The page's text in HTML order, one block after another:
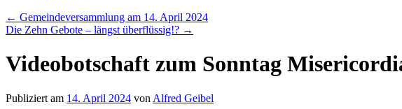
← Gemeindeversammlung am 14. April 2024
Die Zehn Gebote – längst überflüssig!? →
Videobotschaft zum Sonntag
Publiziert am 14. April 2024 von Alfred Geibel